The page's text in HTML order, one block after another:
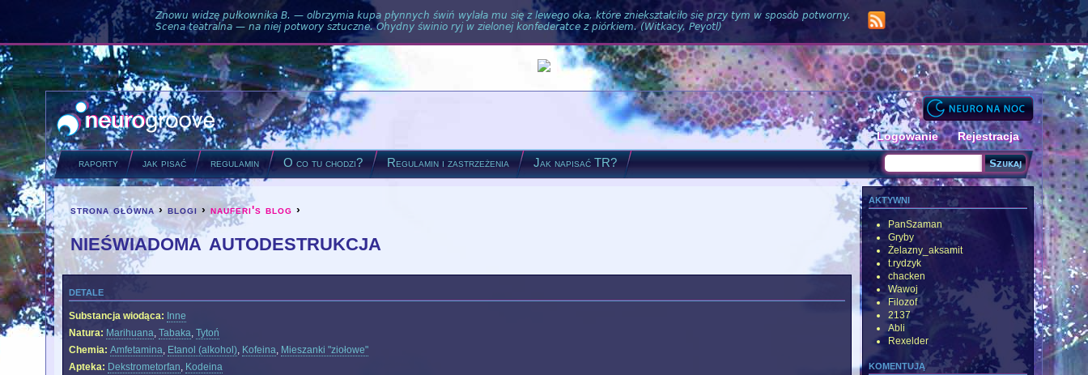
Znowu widzę pułkownika B. — olbrzymia kupa płynnych świń wylała mu się z lewego oka, które zniekształciło się przy tym w sposób potworny.
Scena teatralna — na niej potwory sztuczne. Ohydny świnio ryj w zielonej konfederatce z piórkiem. (Witkacy, Peyotl)
Logowanie Rejestracja
raporty jak pisać regulamin O co tu chodzi? Regulamin i zastrzeżenia Jak napisać TR?
Formularz wyszukiwania
you are here
strona główna ›blogi ›nauferi's blog ›
nieświadoma autodestrukcja
detale
Substancja wiodąca: Inne
Natura: Marihuana,Tabaka,Tytoń
Chemia: Amfetamina, Etanol (alkohol), Kofeina, Mieszanki "ziołowe"
Apteka: Dekstrometorfan, Kodeina
aktywni
PanSzaman
Gryby
Żelazny_aksamit
t.rydzyk
chacken
Wawoj
Filozof
2137
Abli
Rexelder
komentują